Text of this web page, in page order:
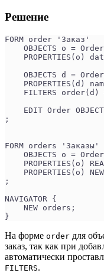
Решение
FORM order 'Заказ'
OBJECTS o = Order
PROPERTIES(o)
OBJECTS d =
PROPERTIES(d)
FILTERS order(d)
EDIT Order
;
FORM orders 'Заказы'
    OBJECTS o = Order
PROPERTIES(o)
PROPERTIES(o)
;
NAVIGATOR {
    NEW orders;
}
На форме order для
заказ, так как при
автоматически
FILTERS.